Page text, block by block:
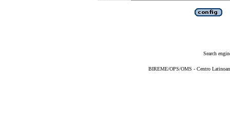
Search
BIREME/OPS/OMS - Centro